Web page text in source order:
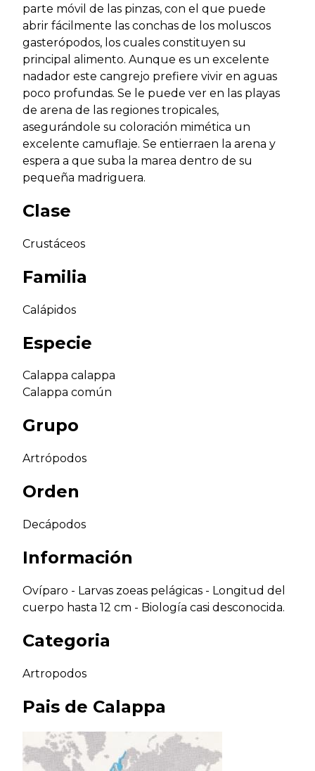
parte móvil de las pinzas, con el que puede
abrir fácilmente las conchas de los moluscos
gasterópodos, los cuales constituyen su
principal alimento. Aunque es un excelente
nadador este cangrejo prefiere vivir en aguas
poco profundas. Se le puede ver en las playas
de arena de las regiones tropicales,
asegurándole su coloración mimética un
excelente camuflaje. Se entierraen la arena y
espera a que suba la marea dentro de su
pequeña madriguera.
Clase
Crustáceos
Familia
Calápidos
Especie
Calappa calappa
Calappa común
Grupo
Artrópodos
Orden
Decápodos
Información
Ovíparo - Larvas zoeas pelágicas - Longitud del
cuerpo hasta 12 cm - Biología casi desconocida.
Categoria
Artropodos
Pais de Calappa